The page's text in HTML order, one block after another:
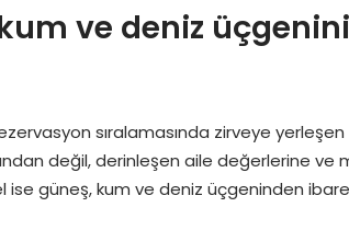
kum ve deniz
sıralamasında zirveye
değil, derinleşen aile değerlerine ve
ise güneş, kum ve deniz üçgeninden